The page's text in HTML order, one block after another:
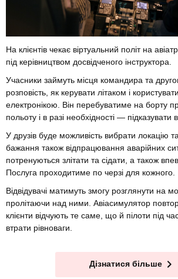
На клієнтів чекає віртуальний політ на
під керівництвом досвідченого інструктора.
Учасники займуть місця командира та
розповість, як керувати літаком і
електронікою. Він перебуватиме на борту
польоту і в разі необхідності — підказувати в
У друзів буде можливість вибрати локацію
бажання також відпрацювання аварійних
потренуються злітати та сідати, а також
Послуга проходитиме по черзі для кожного.
Відвідувачі матимуть змогу розглянути на
пролітаючи над ними. Авіасимулятор
клієнти відчують те саме, що й пілоти під
втрати рівноваги.
Дізнатися більше